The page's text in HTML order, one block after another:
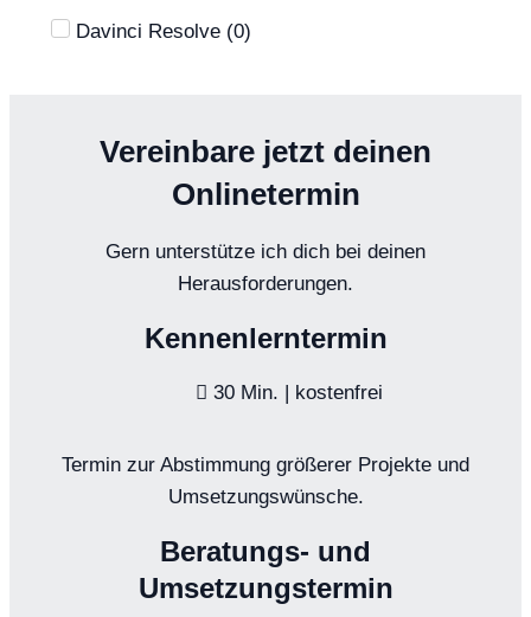
Davinci Resolve (0)
Vereinbare jetzt deinen
Onlinetermin
Gern unterstütze ich dich bei deinen
Herausforderungen.
Kennenlerntermin
30 Min. | kostenfrei
Termin zur Abstimmung größerer Projekte und
Umsetzungswünsche.
Beratungs- und
Umsetzungstermin